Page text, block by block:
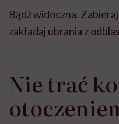
Bądź widoczna.
zakładaj ubrania z
Nie trać